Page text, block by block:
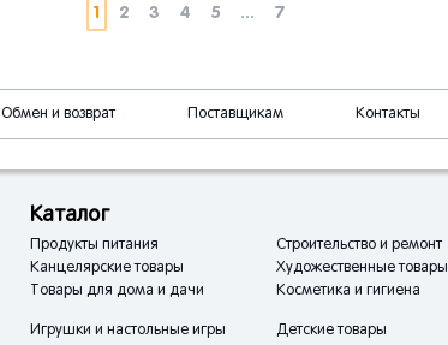
1 2 3 4 5 ... 7
Обмен и возврат Поставщикам Контакты
Каталог
Продукты питания Строительство и ремонт
Канцелярские товары
Художественные товары
Товары для дома и дачи
Косметика и гигиена
Игрушки и настольные игры
Детские товары